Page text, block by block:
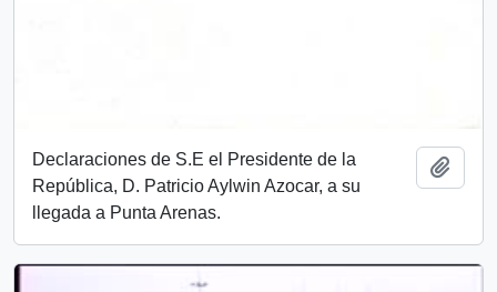
Declaraciones de S.E el Presidente de la
República, D. Patricio Aylwin Azocar, a su
llegada a Punta Arenas.